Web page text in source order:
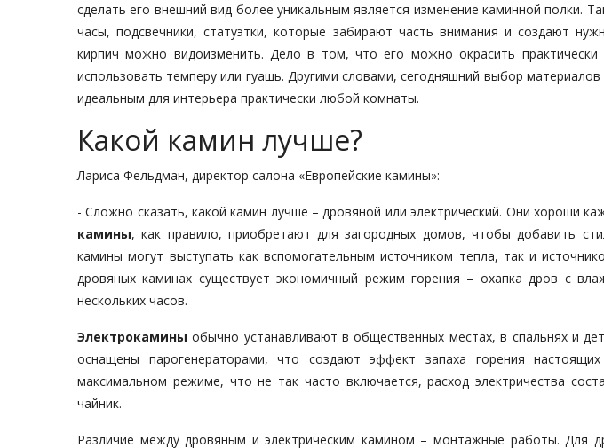
сделать его внешний вид более уникальным является изменение каминной полки.
часы, подсвечники, статуэтки, которые забирают часть внимания и создают
кирпич можно видоизменить. Дело в том, что его можно окрасить
использовать темперу или гуашь. Другими словами, сегодняшний выбор
идеальным для интерьера практически любой комнаты.
Какой камин лучше?
Лариса Фельдман, директор салона «Европейские камины»:
- Сложно сказать, какой камин лучше – дровяной или электрический. Они хороши
камины, как правило, приобретают для загородных домов, чтобы добавить
камины могут выступать как вспомогательным источником тепла, так и
дровяных каминах существует экономичный режим горения – охапка дров с
нескольких часов.
Электрокамины обычно устанавливают в общественных местах, в спальнях и
оснащены парогенераторами, что создают эффект запаха горения
максимальном режиме, что не так часто включается, расход электричества
чайник.
Различие между дровяным и электрическим камином – монтажные работы. Для